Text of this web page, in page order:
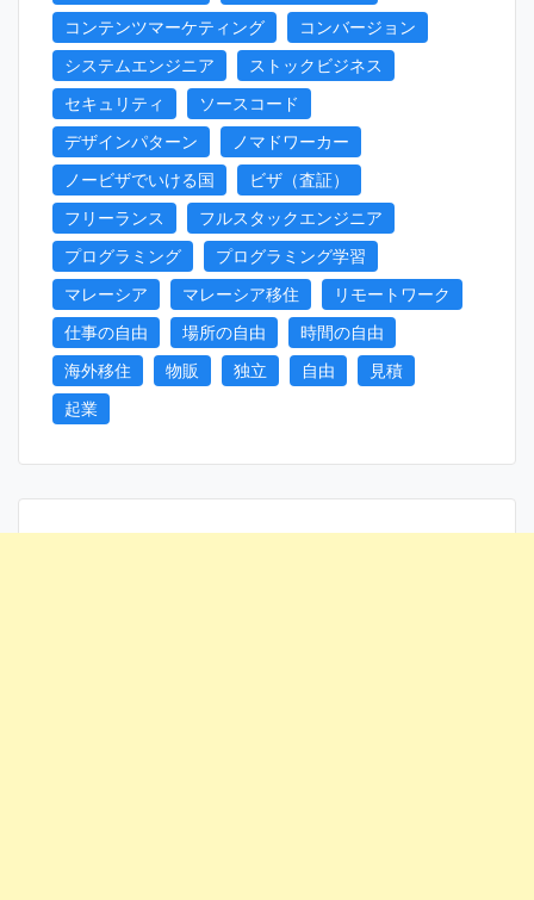
コンテンツマーケティング
コンバージョン
システムエンジニア
ストックビジネス
セキュリティ
ソースコード
デザインパターン
ノマドワーカー
ノービザでいける国
ビザ（査証）
フリーランス
フルスタックエンジニア
プログラミング
プログラミング学習
マレーシア
マレーシア移住
リモートワーク
仕事の自由
場所の自由
時間の自由
海外移住
物販 独立 自由
見積
起業